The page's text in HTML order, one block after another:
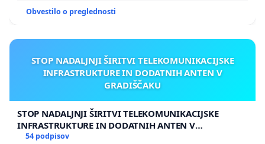
Obvestilo o preglednosti
STOP NADALJNJI ŠIRITVI TELEKOMUNIKACIJSKE
INFRASTRUKTURE IN DODATNIH ANTEN V
GRADIŠČAKU
STOP NADALJNJI ŠIRITVI TELEKOMUNIKACIJSKE
INFRASTRUKTURE IN DODATNIH ANTEN V
GRADIŠČAKU
54 podpisov